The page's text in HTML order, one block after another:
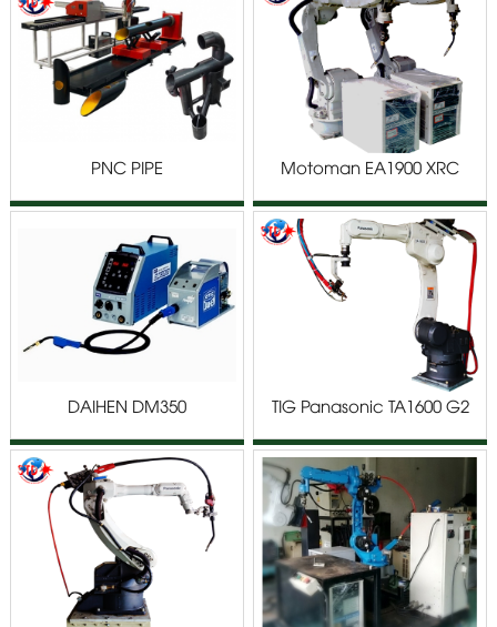
PNC PIPE Motoman EA1900 XRC
DAIHEN DM350 TIG Panasonic TA1600 G2